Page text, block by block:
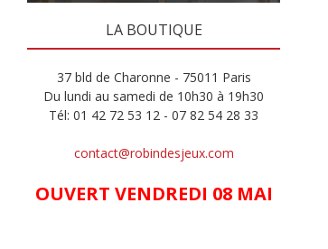
LA BOUTIQUE
37 bld de Charonne - 75011 Paris
Du lundi au samedi de 10h30 à 19h30
Tél: 01 42 72 53 12 - 07 82 54 28 33
contact@robindesjeux.com
OUVERT VENDREDI 08 MAI